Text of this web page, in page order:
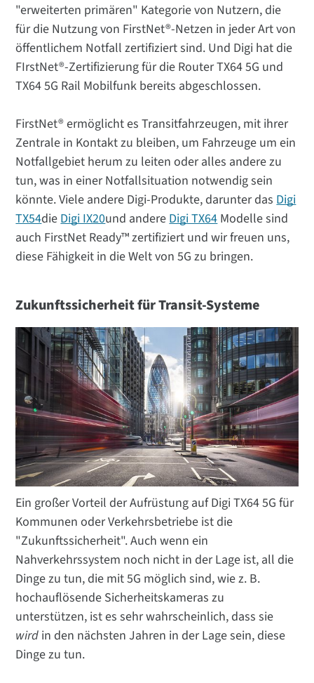
"erweiterten primären" Kategorie von Nutzern, die
für die Nutzung von FirstNet®-Netzen in jeder Art von
öffentlichem Notfall zertifiziert sind. Und Digi hat die
FIrstNet®-Zertifizierung für die Router TX64 5G und
TX64 5G Rail Mobilfunk bereits abgeschlossen.
FirstNet® ermöglicht es Transitfahrzeugen, mit ihrer
Zentrale in Kontakt zu bleiben, um Fahrzeuge um ein
Notfallgebiet herum zu leiten oder alles andere zu
tun, was in einer Notfallsituation notwendig sein
könnte. Viele andere Digi-Produkte, darunter dasDigi
TX54dieDigi IX20und andereDigi TX64Modelle sind
auch FirstNet Ready™ zertifiziert und wir freuen uns,
diese Fähigkeit in die Welt von 5G zu bringen.
Zukunftssicherheit für Transit-Systeme
Ein großer Vorteil der Aufrüstung auf Digi TX64 5G für
Kommunen oder Verkehrsbetriebe ist die
"Zukunftssicherheit". Auch wenn ein
Nahverkehrssystem noch nicht in der Lage ist, all die
Dinge zu tun, die mit 5G möglich sind, wie z. B.
hochauflösende Sicherheitskameras zu
unterstützen, ist es sehr wahrscheinlich, dass sie
wird in den nächsten Jahren in der Lage sein, diese
Dinge zu tun.